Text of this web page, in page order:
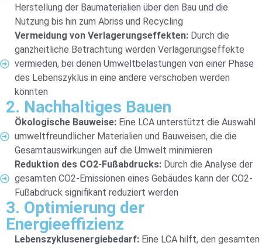
Herstellung der Baumaterialien über den Bau und die
Nutzung bis hin zum Abriss und Recycling
Vermeidung von Verlagerungseffekten: Durch die
ganzheitliche Betrachtung werden Verlagerungseffekte
vermieden, bei denen Umweltbelastungen von einer Phase
des Lebenszyklus in eine andere verschoben werden
könnten
2. Nachhaltiges Bauen
Ökologische Bauweise: Eine LCA unterstützt die Auswahl
umweltfreundlicher Materialien und Bauweisen, die die
Gesamtauswirkungen auf die Umwelt minimieren
Reduktion des CO2-Fußabdrucks: Durch die Analyse der
gesamten CO2-Emissionen eines Gebäudes kann der CO2-
Fußabdruck signifikant reduziert werden
3. Optimierung der
Energieeffizienz
Lebenszyklusenergiebedarf: Eine LCA hilft, den gesamten